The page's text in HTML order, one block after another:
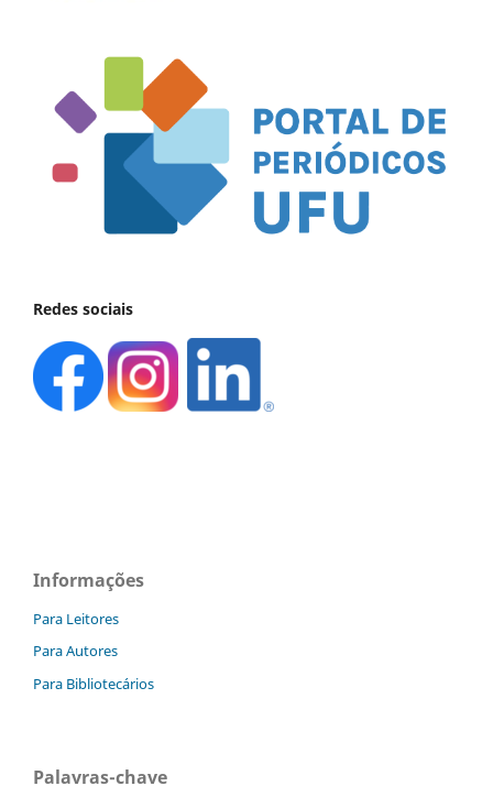
Redes sociais
Informações
Para Leitores
Para Autores
Para Bibliotecários
Palavras-chave